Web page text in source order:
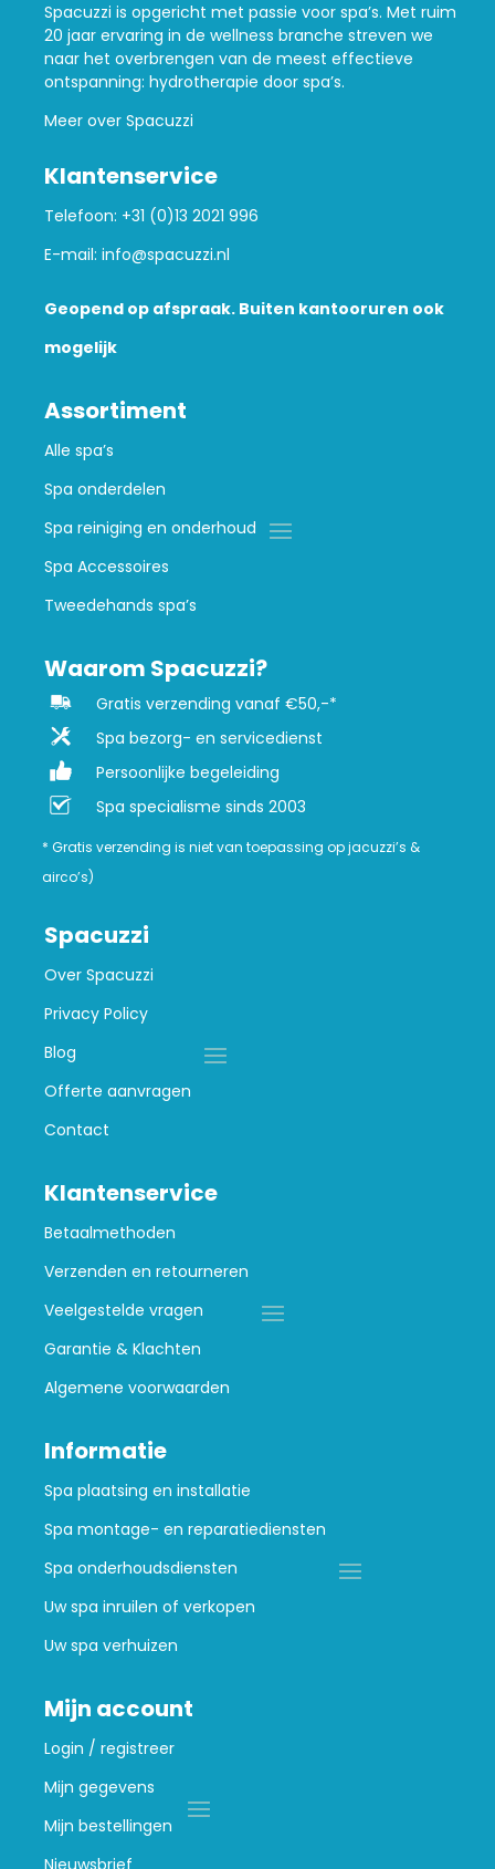
Spacuzzi is opgericht met passie voor spa’s. Met ruim
20 jaar ervaring in de wellness branche streven we
naar het overbrengen van de meest effectieve
ontspanning: hydrotherapie door spa’s.
Meer over Spacuzzi
Klantenservice
Telefoon: +31 (0)13 2021 996
E-mail: info@spacuzzi.nl
Geopend op afspraak. Buiten kantooruren ook
mogelijk
Assortiment
Alle spa’s
Spa onderdelen
Spa reiniging en onderhoud
Spa Accessoires
Tweedehands spa’s
Waarom Spacuzzi?
Gratis verzending vanaf €50,-*
Spa bezorg- en servicedienst
Persoonlijke begeleiding
Spa specialisme sinds 2003
* Gratis verzending is niet van toepassing op jacuzzi’s &
airco’s)
Spacuzzi
Over Spacuzzi
Privacy Policy
Blog
Offerte aanvragen
Contact
Klantenservice
Betaalmethoden
Verzenden en retourneren
Veelgestelde vragen
Garantie & Klachten
Algemene voorwaarden
Informatie
Spa plaatsing en installatie
Spa montage- en reparatiediensten
Spa onderhoudsdiensten
Uw spa inruilen of verkopen
Uw spa verhuizen
Mijn account
Login / registreer
Mijn gegevens
Mijn bestellingen